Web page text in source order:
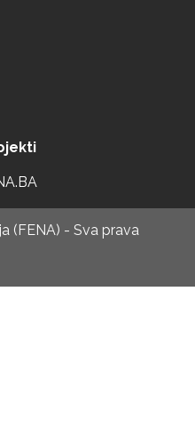
(FENA) - Sva prava